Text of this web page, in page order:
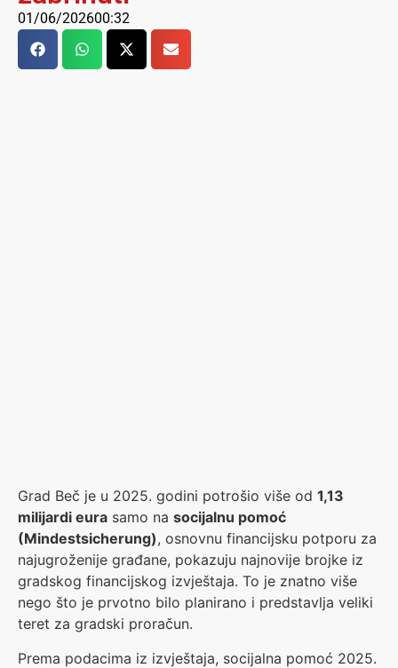
01/06/202600:32
Grad Beč je u 2025. godini potrošio više od 1,13
milijardi eura samo na socijalnu pomoć
(Mindestsicherung), osnovnu financijsku potporu za
najugroženije građane, pokazuju najnovije brojke iz
gradskog financijskog izvještaja. To je znatno više
nego što je prvotno bilo planirano i predstavlja veliki
teret za gradski proračun.
Prema podacima iz izvještaja, socijalna pomoć 2025.